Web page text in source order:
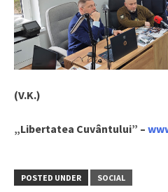
(V.K.)
„Libertatea Cuvântului” –
POSTED UNDER SOCIAL